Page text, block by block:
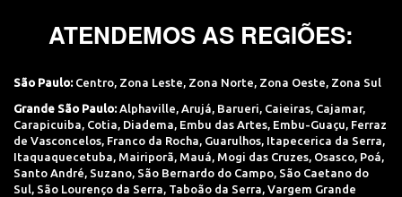
ATENDEMOS AS REGIÕES:
São Paulo: Centro, Zona Leste, Zona Norte, Zona Oeste, Zona Sul
Grande São Paulo: Alphaville Arujá Barueri Caieiras Cajamar,
Carapicuiba Cotia Diadema Embu das Artes Embu-Guaçu Ferraz
de Vasconcelos Franco da Rocha Guarulhos Itapecerica da Serra
Itaquaquecetuba Mairiporã Mauá Mogi das Cruzes Osasco Poá
Santo André Suzano São Bernardo do Campo São Caetano do
Sul São Lourenço da Serra Taboão da Serra Vargem Grande